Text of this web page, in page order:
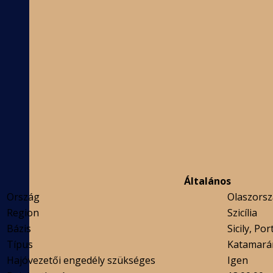
Általános
Ország
Region
Szicília
Bázis
Sicily,
Típus
Hajóvezetői engedély szükséges
Igen